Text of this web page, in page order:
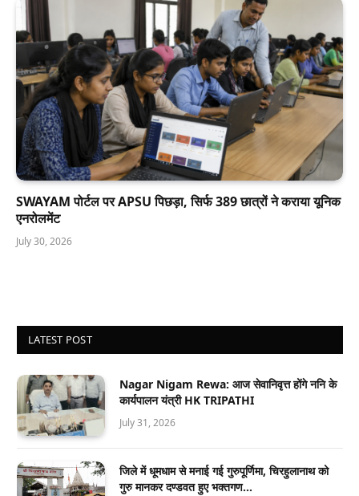
SWAYAM पोर्टल पर APSU पिछड़ा, सिर्फ 389 छात्रों ने कराया यूनिक
एनरोलमेंट
July 30, 2026
LATEST POST
Nagar Nigam Rewa: आज सेवानिवृत्त होंगे ननि के
कार्यपालन यंत्री HK TRIPATHI
July 31, 2026
जिले में धूमधाम से मनाई गई गुरुपूर्णिमा, चिरहुलानाथ को
गुरु मानकर दण्डवत हुए भक्तगण…